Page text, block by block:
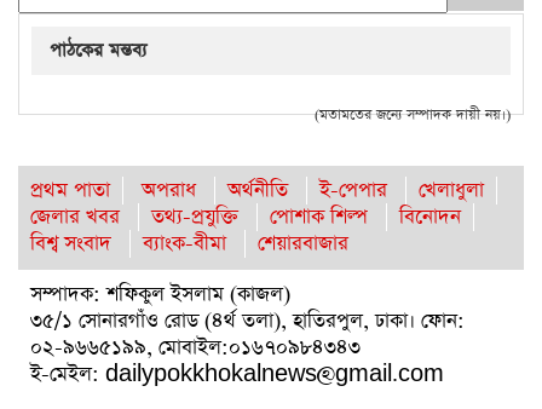
পাঠকের মন্তব্য
(মতামতের জন্যে সম্পাদক দায়ী নয়।)
প্রথম পাতা অপরাধ অর্থনীতি ই-পেপার
খেলাধুলা
জেলার খবর
তথ্য-প্রযুক্তি পোশাক শিল্প
বিনোদন
বিশ্ব সংবাদ
ব্যাংক-বীমা
শেয়ারবাজার
সম্পাদক: শফিকুল ইসলাম (কাজল)
৩৫/১ সোনারগাঁও রোড (৪র্থ তলা), হাতিরপুল, ঢাকা। ফোন:
০২-৯৬৬৫১৯৯, মোবাইল:০১৬৭০৯৮৪৩৪৩
ই-মেইল: dailypokkhokalnews@gmail.com